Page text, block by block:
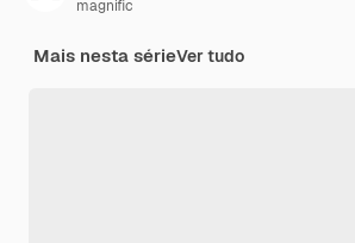
magnific
Mais nesta sérieVer tudo